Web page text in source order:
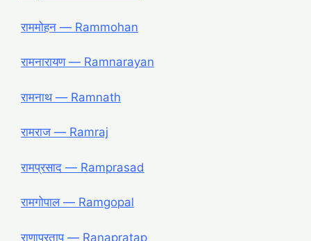
राममोहन ― Rammohan
रामनारायण ― Ramnarayan
रामनाथ ― Ramnath
रामराज ― Ramraj
रामप्रसाद ― Ramprasad
रामगोपाल ― Ramgopal
राणाप्रताप ― Ranapratap